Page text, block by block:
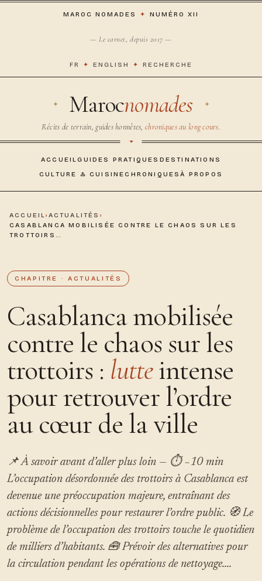
MAROC NOMADES ✦ NUMÉRO XII
— Le carnet, depuis 2017 —
FR ✦ ENGLISH ✦ RECHERCHE
Marocnomades
Récits de terrain, guides honnêtes,chroniques au long cours.
ACCUEILGUIDES PRATIQUES DESTINATIONS
CULTURE & CUISINECHRONIQUESÀ PROPOS
ACCUEIL› ACTUALITÉS ›
CASABLANCA MOBILISÉE CONTRE LE CHAOS SUR LES
TROTTOIRS…
CHAPITRE · ACTUALITÉS
Casablanca mobilisée
contre le chaos sur les
trottoirs : lutteintense
pour retrouver l’ordre
au cœur de la ville
📌 À savoir avant d’aller plus loin — ⏱ ~10 min
L’occupation désordonnée des trottoirs à Casablanca est
devenue une préoccupation majeure, entraînant des
actions décisionnelles pour restaurer l’ordre public. 🧭 Le
problème de l’occupation des trottoirs touche le quotidien
de milliers d’habitants. 🧰 Prévoir des alternatives pour
la circulation pendant les opérations de nettoyage....